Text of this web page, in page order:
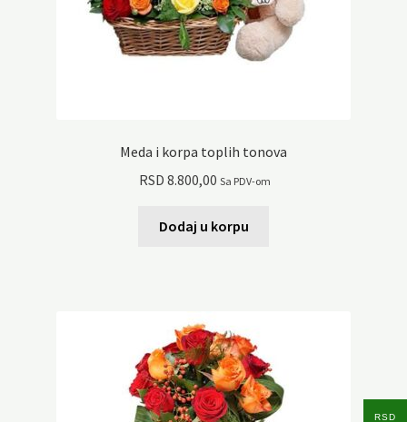
Meda i korpa toplih tonova
RSD 8.800,00 Sa PDV-om
Dodaj u korpu
RSD